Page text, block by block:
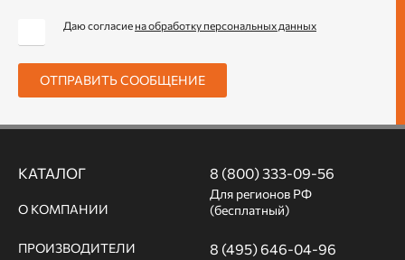
Даю согласие на обработку персональных данных
ОТПРАВИТЬ СООБЩЕНИЕ
КАТАЛОГ
О КОМПАНИИ
ПРОИЗВОДИТЕЛИ
8 (800) 333-09-56
Для регионов РФ
(бесплатный)
8 (495) 646-04-96